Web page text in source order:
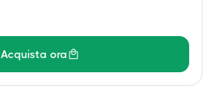
Acquista ora